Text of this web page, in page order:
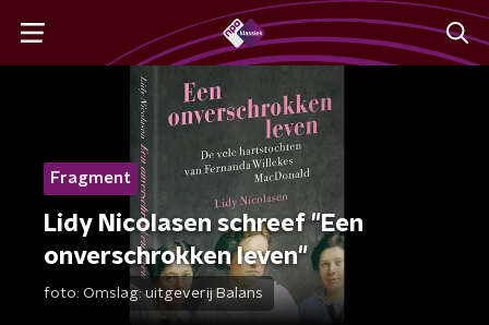
Fragment
Lidy Nicolasen schreef "Een
onverschrokken leven"
foto: Omslag: uitgeverij Balans